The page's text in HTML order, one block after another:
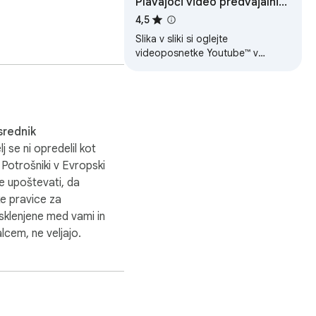
videoposnetkih v
video element. Ko
barvo, kadar stran
gledalno udobnost.
na vrhu in lebdi nad
se ni opredelil kot
v Evropski
upoštevati, da
pravice za
med vami in
ne veljajo.
za videoposnetke Youtube™
4,5
Slika v sliki si oglejte
videoposnetke Youtube™ v